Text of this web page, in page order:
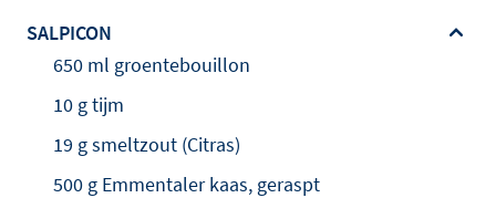
SALPICON
650 ml groentebouillon
10 g tijm
19 g smeltzout (Citras)
500 g Emmentaler kaas, geraspt